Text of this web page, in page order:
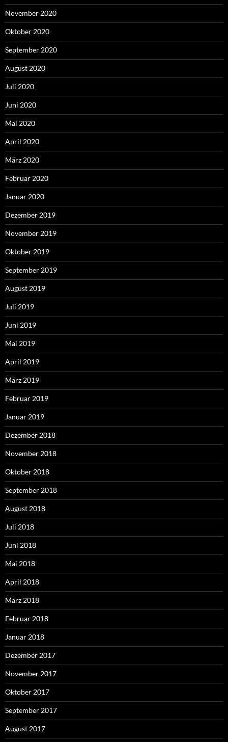
November 2020
Oktober 2020
September 2020
August 2020
Juli 2020
Juni 2020
Mai 2020
April 2020
März 2020
Februar 2020
Januar 2020
Dezember 2019
November 2019
Oktober 2019
September 2019
August 2019
Juli 2019
Juni 2019
Mai 2019
April 2019
März 2019
Februar 2019
Januar 2019
Dezember 2018
November 2018
Oktober 2018
September 2018
August 2018
Juli 2018
Juni 2018
Mai 2018
April 2018
März 2018
Februar 2018
Januar 2018
Dezember 2017
November 2017
Oktober 2017
September 2017
August 2017